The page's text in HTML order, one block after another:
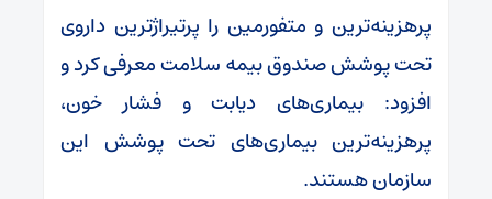
پرهزینه‌ترین و متفورمین را پرتیراژترین داروی
تحت پوشش صندوق بیمه سلامت معرفی کرد و
افزود: بیماری‌های دیابت و فشار خون،
پرهزینه‌ترین بیماری‌های تحت پوشش این
سازمان هستند.